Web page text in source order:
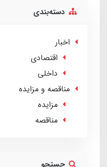
دسته‌بندی
اخبار
اقتصادی
داخلی
مناقصه و مزایده
مزایده
مناقصه
جستجو